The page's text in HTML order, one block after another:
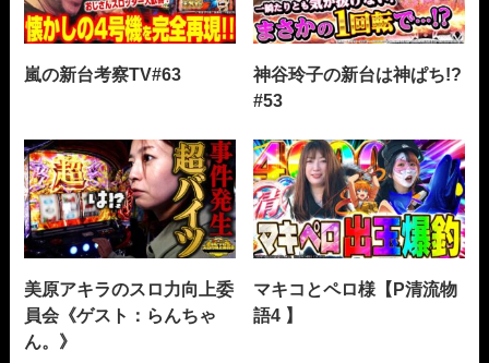
嵐の新台考察TV#63
神谷玲子の新台は神ぱち!?
#53
美原アキラのスロ力向上委
員会《ゲスト：らんちゃ
ん。》
マキコとペロ様【P清流物
語4 】